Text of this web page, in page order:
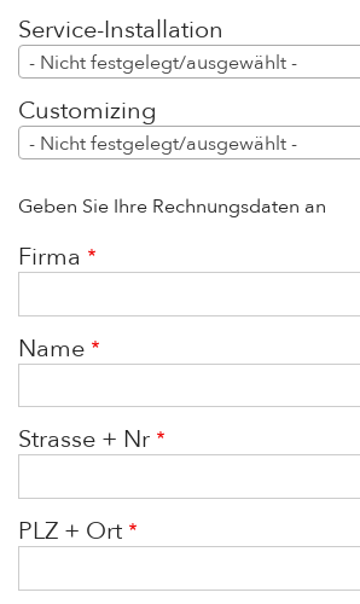
Service-Installation
- Nicht festgelegt/ausgewählt -
Customizing
- Nicht festgelegt/ausgewählt -
Geben Sie Ihre Rechnungsdaten an
Firma
Name
Strasse + Nr
PLZ + Ort